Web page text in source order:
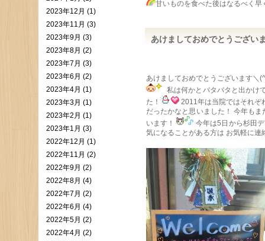
甘いものを食べた後はなるべく早
あけましておめでとうござい
あけましておめでとうございます＼
私は何かとバタバタと出かけ
た！
2011年は当院ではそれぞ
だったかなと思いました！ 今年も
います！
今年は5日から杉田
気になることがある方は お気軽に連
2023年12月 (1)
2023年11月 (3)
2023年9月 (3)
2023年8月 (2)
2023年7月 (3)
2023年6月 (2)
2023年4月 (1)
2023年3月 (1)
2023年2月 (1)
2023年1月 (3)
2022年12月 (1)
2022年11月 (2)
2022年9月 (2)
2022年8月 (4)
2022年7月 (2)
2022年6月 (4)
2022年5月 (2)
2022年4月 (2)